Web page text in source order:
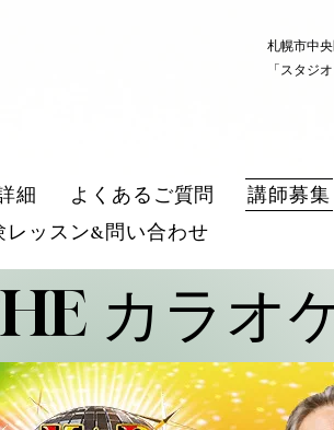
札幌市中
「スタジ
細 よくあるご質問 講師募集
レッスン&問い合わせ
カラオ